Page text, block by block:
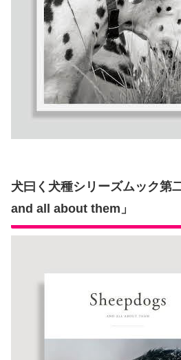
犬曰く犬種シリーズムック第
and all about them」